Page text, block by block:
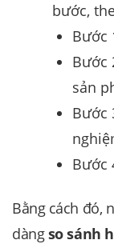
bước,
Bước
Bước
sản
Bước
Bước
Bằng cách đó,
dàngso sánh